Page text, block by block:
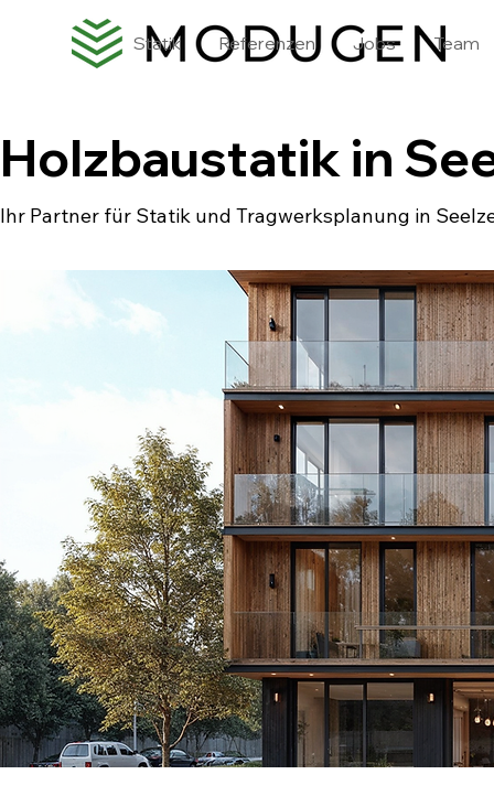
Statik Referenzen Jobs Team
Holzbaustatik in
Ihr Partner für Statik und Tragwerksplanung in